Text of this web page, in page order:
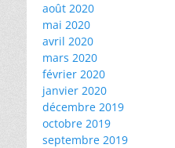
août 2020
mai 2020
avril 2020
mars 2020
février 2020
janvier 2020
décembre 2019
octobre 2019
septembre 2019